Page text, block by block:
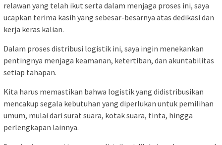
relawan yang telah ikut serta dalam menjaga proses ini, saya
ucapkan terima kasih yang sebesar-besarnya atas dedikasi dan
kerja keras kalian.
Dalam proses distribusi logistik ini, saya ingin menekankan
pentingnya menjaga keamanan, ketertiban, dan akuntabilitas
setiap tahapan.
Kita harus memastikan bahwa logistik yang didistribusikan
mencakup segala kebutuhan yang diperlukan untuk pemilihan
umum, mulai dari surat suara, kotak suara, tinta, hingga
perlengkapan lainnya.